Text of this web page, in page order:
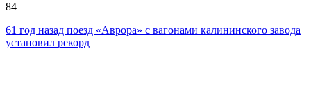
84
61 год назад поезд «Аврора» с вагонами калининского завода
установил рекорд